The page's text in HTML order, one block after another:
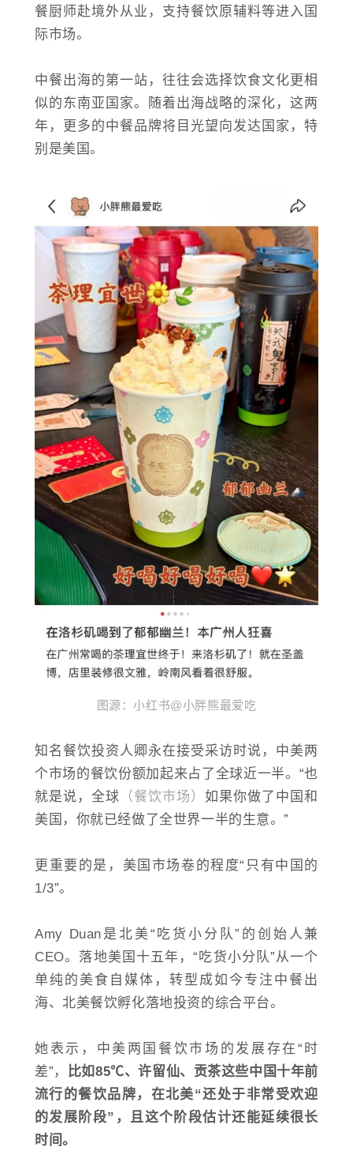
餐厨师赴境外从业，支持餐饮原辅料等进入国
际市场。
中餐出海的第一站，往往会选择饮食文化更相
似的东南亚国家。随着出海战略的深化，这两
年，更多的中餐品牌将目光望向发达国家，特
别是美国。
图源：小红书@小胖熊最爱吃
知名餐饮投资人卿永在接受采访时说，中美两
个市场的餐饮份额加起来占了全球近一半。“也
就是说，全球 （餐饮市场）如果你做了中国和
美国，你就已经做了全世界一半的生意。”
更重要的是，美国市场卷的程度“只有中国的
1/3”。
Amy Duan是北美“吃货小分队”的创始人兼
CEO。落地美国十五年，“吃货小分队”从一个
单纯的美食自媒体，转型成如今专注中餐出
海、北美餐饮孵化落地投资的综合平台。
她表示，中美两国餐饮市场的发展存在“时
差”， 比如85℃、许留仙、贡茶这些中国十年前
流行的餐饮品牌，在北美“还处于非常受欢迎
的发展阶段”，且这个阶段估计还能延续很长
时间。